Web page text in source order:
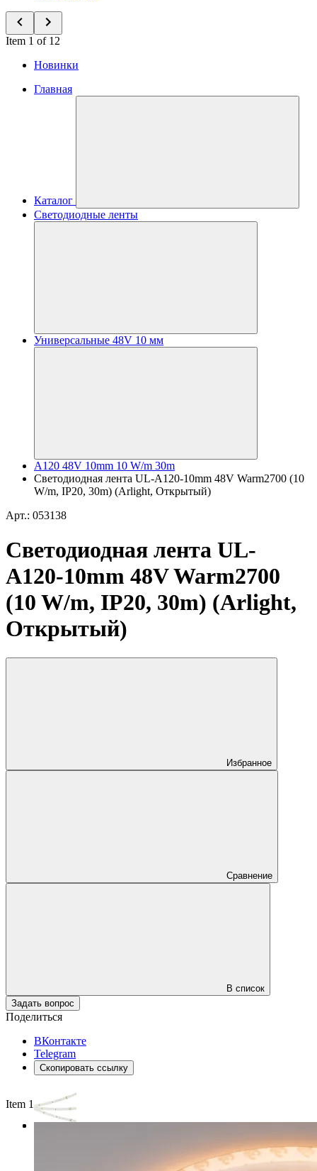
Item 1 of 12
Новинки
Главная
Каталог
Светодиодные ленты
Универсальные 48V 10 мм
A120 48V 10mm 10 W/m 30m
Светодиодная лента UL-A120-10mm 48V Warm2700 (10
W/m, IP20, 30m) (Arlight, Открытый)
Арт.: 053138
Светодиодная лента UL-
A120-10mm 48V Warm2700
(10 W/m, IP20, 30m) (Arlight,
Открытый)
Избранное
Сравнение
В список
Задать вопрос
Поделиться
ВКонтакте
Telegram
Скопировать ссылку
Item 1 of 3